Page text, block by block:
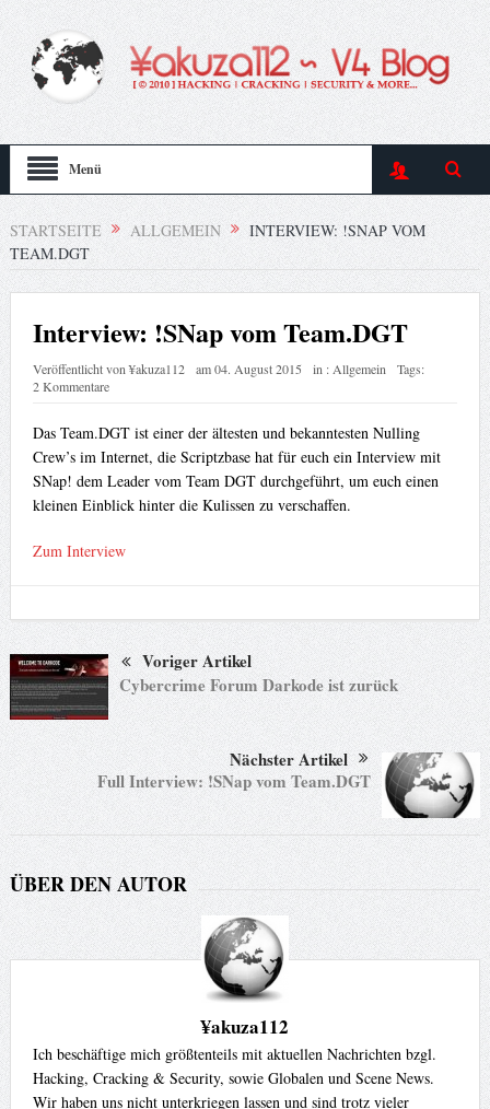
Menü
STARTSEITE ALLGEMEIN
INTERVIEW: !SNAP VOM
TEAM.DGT
Interview: !SNap vom Team.DGT
Veröffentlicht von¥akuza112 am04. August 2015 in : Allgemein
Tags:
2 Kommentare
Das Team.DGT ist einer der ältesten und bekanntesten Nulling
Crew’s im Internet, die Scriptzbase hat für euch ein Interview mit
SNap! dem Leader vom Team DGT durchgeführt, um euch einen
kleinen Einblick hinter die Kulissen zu verschaffen.
Zum Interview
Voriger Artikel
Cybercrime Forum Darkode ist zurück
Nächster Artikel
Full Interview: !SNap vom Team.DGT
ÜBER DEN AUTOR
¥akuza112
Ich beschäftige mich größtenteils mit aktuellen Nachrichten bzgl.
Hacking, Cracking & Security, sowie Globalen und Scene News.
Wir haben uns nicht unterkriegen lassen und sind trotz vieler